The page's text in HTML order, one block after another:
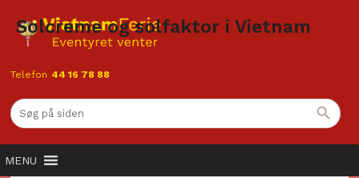
Telefon 44 16 78 88
MENU
Solcreme og solfaktor i Vietnam
Solcreme og solfaktor i Vietnam
– din guide til UV, solbeskyttelse
og sunde feriedage